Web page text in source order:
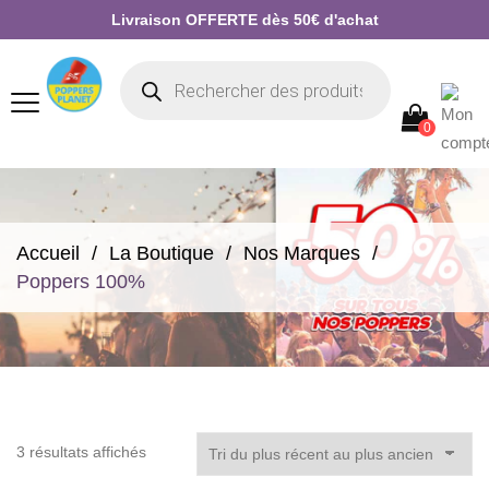
Livraison OFFERTE dès 50€ d'achat
0
Accueil La Boutique
Nos Marques
Poppers 100%
3 résultats affichésTrié